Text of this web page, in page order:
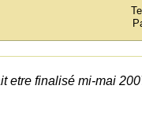
etre finalisé mi-mai